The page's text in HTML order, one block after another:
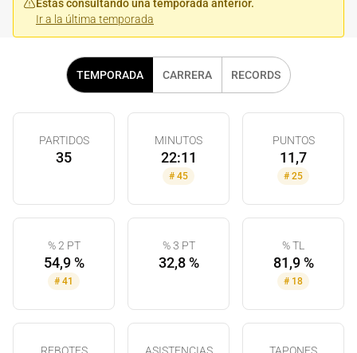
Estás consultando una temporada anterior.
Ir a la última temporada
TEMPORADA CARRERA RECORDS
PARTIDOS
35
MINUTOS
22:11
# 45
PUNTOS
11,7
# 25
% 2 PT
54,9 %
# 41
% 3 PT
32,8 %
% TL
81,9 %
# 18